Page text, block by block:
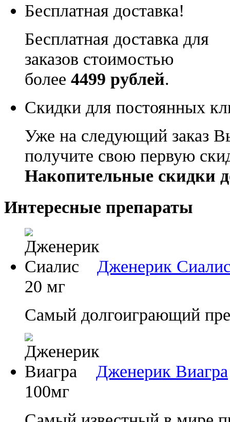
Бесплатная доставка!
Бесплатная доставка для
заказов стоимостью
более 4499 рублей.
Скидки для постоянных
Уже на следующий заказ
получите свою первую
Накопительные скидки
Интересные препараты
Дженерик
20 мг
Самый долгоиграющий
Дженерик Виагра
100мг